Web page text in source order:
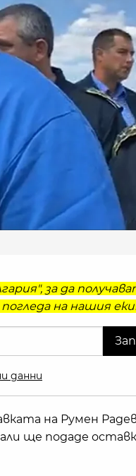
за да
на нашия
данни
на Румен
ще подаде